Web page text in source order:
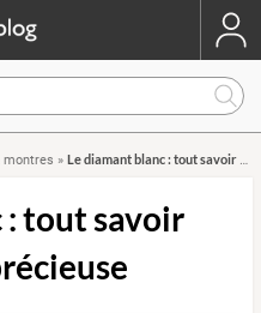
montres » Le diamant blanc : tout savoir sur cette pierre précieuse
: tout savoir